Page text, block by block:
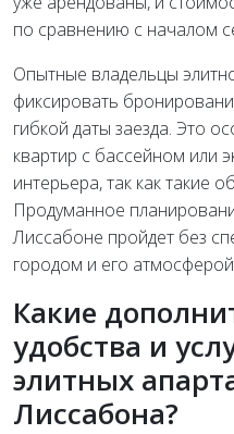
по сравнению с началом
Опытные владельцы
фиксировать
гибкой даты заезда. Это
квартир с бассейном или
интерьера, так как такие
Продуманное
Лиссабоне пройдет без
городом и его
Какие
удобства и
элитных
Лиссабона?